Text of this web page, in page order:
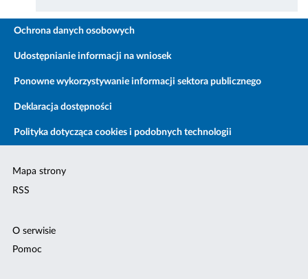
Ochrona danych osobowych
Udostępnianie informacji na wniosek
Ponowne wykorzystywanie informacji sektora publicznego
Deklaracja dostępności
Polityka dotycząca cookies i podobnych technologii
Mapa strony
RSS
O serwisie
Pomoc